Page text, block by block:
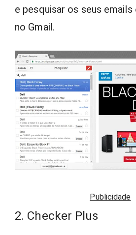
e pesquisar os seus
no Gmail.
Publicidade
2. Checker Plus